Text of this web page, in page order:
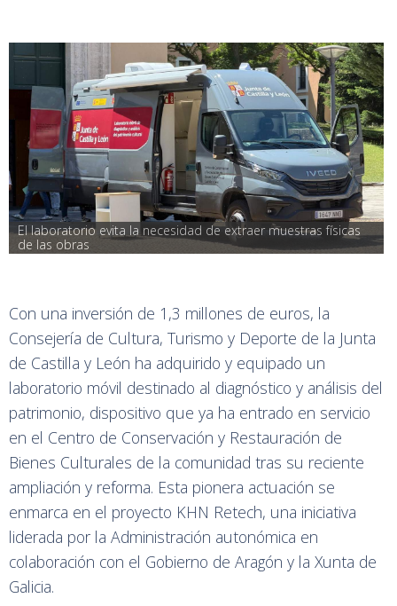
El laboratorio evita la necesidad de extraer muestras físicas
de las obras
Con una inversión de 1,3 millones de euros, la
Consejería de Cultura, Turismo y Deporte de la Junta
de Castilla y León ha adquirido y equipado un
laboratorio móvil destinado al diagnóstico y análisis del
patrimonio, dispositivo que ya ha entrado en servicio
en el Centro de Conservación y Restauración de
Bienes Culturales de la comunidad tras su reciente
ampliación y reforma. Esta pionera actuación se
enmarca en el proyecto KHN Retech, una iniciativa
liderada por la Administración autonómica en
colaboración con el Gobierno de Aragón y la Xunta de
Galicia.